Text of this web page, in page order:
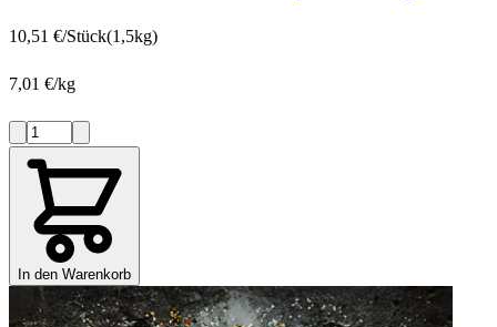
10,51 €/Stück(1,5kg)
7,01 €/kg
In den Warenkorb